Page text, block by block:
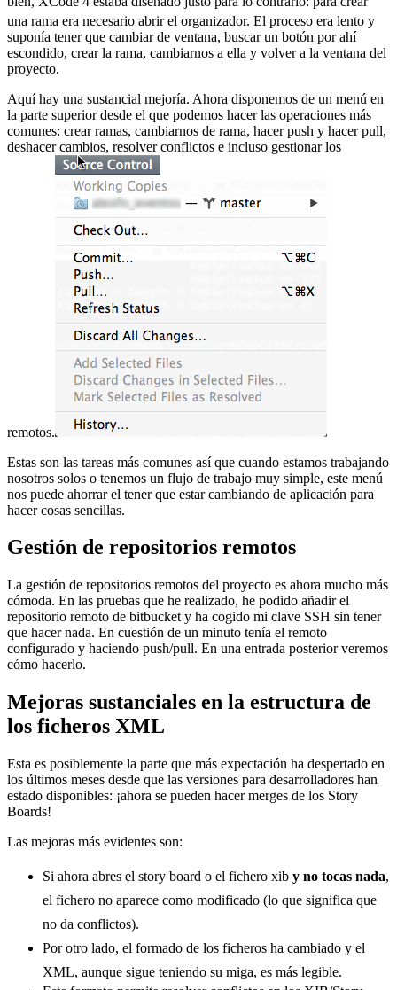
una rama era necesario abrir el organizador. El proceso era lento y
suponía tener que cambiar de ventana, buscar un botón por ahí
escondido, crear la rama, cambiarnos a ella y volver a la ventana del
proyecto.
Aquí hay una sustancial mejoría. Ahora disponemos de un menú en
la parte superior desde el que podemos hacer las operaciones más
comunes: crear ramas, cambiarnos de rama, hacer push y hacer pull,
deshacer cambios, resolver conflictos e incluso gestionar los
remotos.
Estas son las tareas más comunes así que cuando estamos trabajando
nosotros solos o tenemos un flujo de trabajo muy simple, este menú
nos puede ahorrar el tener que estar cambiando de aplicación para
hacer cosas sencillas.
Gestión de repositorios remotos
La gestión de repositorios remotos del proyecto es ahora mucho más
cómoda. En las pruebas que he realizado, he podido añadir el
repositorio remoto de bitbucket y ha cogido mi clave SSH sin tener
que hacer nada. En cuestión de un minuto tenía el remoto
configurado y haciendo push/pull. En una entrada posterior veremos
cómo hacerlo.
Mejoras sustanciales en la estructura de
los ficheros XML
Esta es posiblemente la parte que más expectación ha despertado en
los últimos meses desde que las versiones para desarrolladores han
estado disponibles: ¡ahora se pueden hacer merges de los Story
Boards!
Las mejoras más evidentes son:
Si ahora abres el story board o el fichero xib y no tocas nada,
el fichero no aparece como modificado (lo que significa que
no da conflictos).
Por otro lado, el formado de los ficheros ha cambiado y el
XML, aunque sigue teniendo su miga, es más legible.